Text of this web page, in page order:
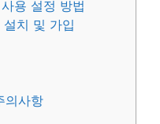
용 설정 방법
치 및 가입
의사항